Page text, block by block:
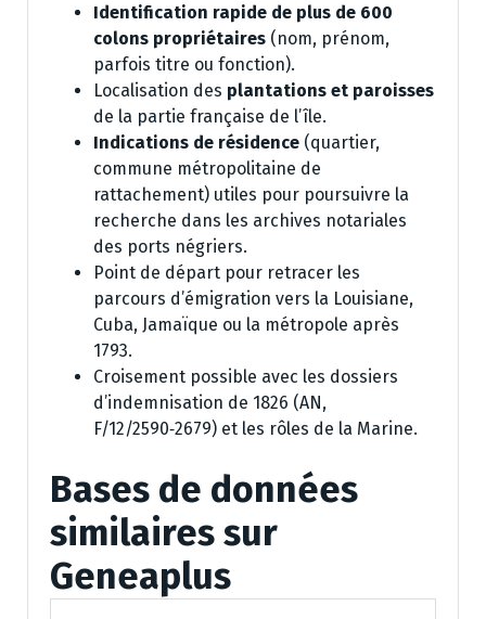
Identification rapide de plus de 600
colons propriétaires (nom, prénom,
parfois titre ou fonction).
Localisation des plantations et paroisses
de la partie française de l’île.
Indications de résidence (quartier,
commune métropolitaine de
rattachement) utiles pour poursuivre la
recherche dans les archives notariales
des ports négriers.
Point de départ pour retracer les
parcours d’émigration vers la Louisiane,
Cuba, Jamaïque ou la métropole après
1793.
Croisement possible avec les dossiers
d’indemnisation de 1826 (AN,
F/12/2590‑2679) et les rôles de la Marine.
Bases de données
similaires sur
Geneaplus